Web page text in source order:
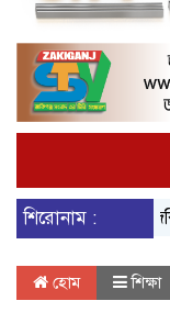
শিরোনাম :
হোম শিক্ষা